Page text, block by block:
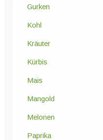
Gurken
Kohl
Kräuter
Kürbis
Mais
Mangold
Melonen
Paprika